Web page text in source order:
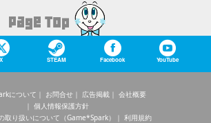
X STEAM Facebook YouTube
について お問合せ 広告掲載
会社概要
個人情報保護方針
取り扱いについて（Game*Spark）
利用規約